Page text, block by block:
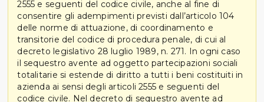
2555 e seguenti del codice civile, anche al fine di
consentire gli adempimenti previsti dall’articolo 104
delle norme di attuazione, di coordinamento e
transitorie del codice di procedura penale, di cui al
decreto legislativo 28 luglio 1989, n. 271. In ogni caso
il sequestro avente ad oggetto partecipazioni sociali
totalitarie si estende di diritto a tutti i beni costituiti in
azienda ai sensi degli articoli 2555 e seguenti del
codice civile. Nel decreto di sequestro avente ad